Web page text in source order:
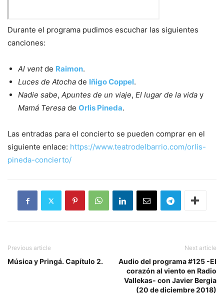
Durante el programa pudimos escuchar las siguientes
canciones:
Al ventde Raimon.
Luces de Atocha de Iñigo Coppel.
Nadie sabe, Apuntes de un viaje, El lugar de la vida y
Mamá Teresa de Orlis Pineda.
Las entradas para el concierto se pueden comprar en el
siguiente enlace: https://www.teatrodelbarrio.com/orlis-
pineda-concierto/
Previous article
Música y Pringá. Capítulo 2.
Next article
Audio del programa #125 -El
corazón al viento en Radio
Vallekas- con Javier Bergia
(20 de diciembre 2018)